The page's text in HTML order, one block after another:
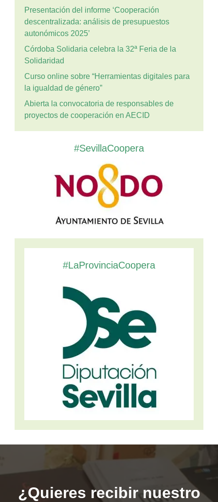
Presentación del informe ‘Cooperación
descentralizada: análisis de presupuestos
autonómicos 2025’
Córdoba Solidaria celebra la 32ª Feria de la
Solidaridad
Curso online sobre “Herramientas digitales para
la igualdad de género”
Abierta la convocatoria de responsables de
proyectos de cooperación en AECID
#SevillaCoopera
#LaProvinciaCoopera
¿Quieres recibir nuestro